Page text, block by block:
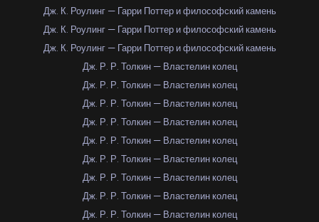
Дж. К. Роулинг — Гарри Поттер и философский камень
Дж. К. Роулинг — Гарри Поттер и философский камень
Дж. К. Роулинг — Гарри Поттер и философский камень
Дж. Р. Р. Толкин — Властелин колец
Дж. Р. Р. Толкин — Властелин колец
Дж. Р. Р. Толкин — Властелин колец
Дж. Р. Р. Толкин — Властелин колец
Дж. Р. Р. Толкин — Властелин колец
Дж. Р. Р. Толкин — Властелин колец
Дж. Р. Р. Толкин — Властелин колец
Дж. Р. Р. Толкин — Властелин колец
Дж. Р. Р. Толкин — Властелин колец